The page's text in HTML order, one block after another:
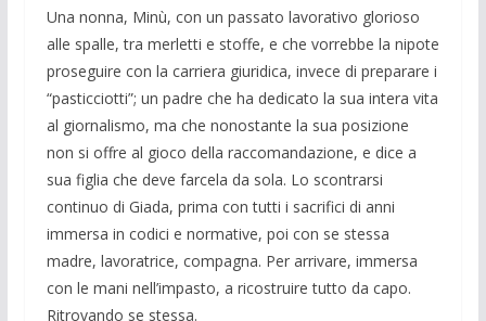
Una nonna, Minù, con un passato lavo­rativo glorioso
alle spalle, tra merletti e stoffe, e che vorrebbe la nipote
prosegui­re con la carriera giuridica, invece di pre­parare i
“pasticciotti”; un padre che ha dedicato la sua intera vita
al giornalismo, ma che nonostante la sua posizione
non si offre al gioco della raccomandazione, e dice a
sua figlia che deve farcela da sola. Lo scontrarsi
continuo di Giada, prima con tutti i sacrifici di anni
immersa in codici e normative, poi con se stessa
madre, lavoratrice, compagna. Per arriva­re, immersa
con le mani nell’impasto, a ricostruire tutto da capo.
Ritrovando se stessa.